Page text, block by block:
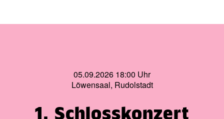
05.09.2026 18:00 Uhr
Löwensaal, Rudolstadt
1. Schlosskonzert